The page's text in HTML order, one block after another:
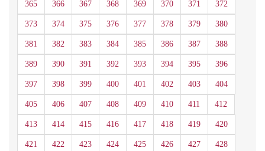
365 366 367 368 369 370 371 372
373 374 375 376 377 378 379 380
381 382 383 384 385 386 387 388
389 390 391 392 393 394 395 396
397 398 399 400 401 402 403 404
405 406 407 408 409 410 411 412
413 414 415 416 417 418 419 420
421 422 423 424 425 426 427 428